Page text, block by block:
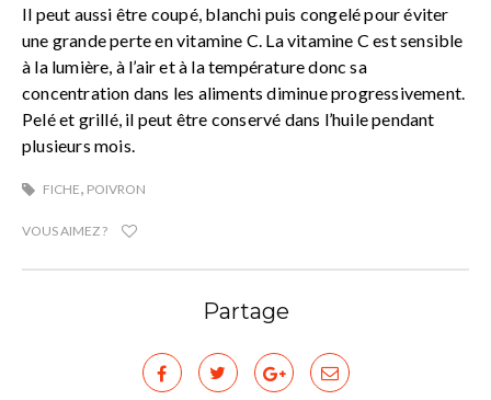
Il peut aussi être coupé, blanchi puis congelé pour éviter
une grande perte en vitamine C. La vitamine C est sensible
à la lumière, à l’air et à la température donc sa
concentration dans les aliments diminue progressivement.
Pelé et grillé, il peut être conservé dans l’huile pendant
plusieurs mois.
FICHE, POIVRON
VOUS AIMEZ ?
Partage